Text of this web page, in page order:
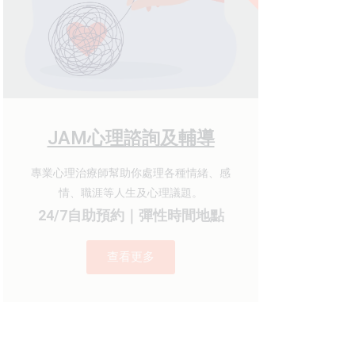
JAM心理諮詢及輔導
專業心理治療師幫助你處理各種情緒、感
情、職涯等人生及心理議題。
24/7自助預約｜彈性時間地點
查看更多